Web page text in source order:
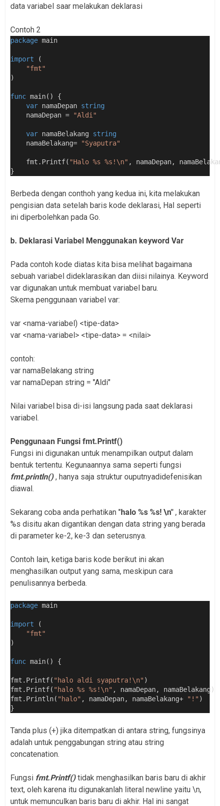
data variabel saar melakukan deklarasi
Contoh 2
package main
import (
"fmt"
)
func main() {
var namaDepan string
namaDepan =
"Aldi"
var namaBelakang string
namaBelakang=
"Syaputra"
fmt.Printf( "Halo %s %s!\n" , namaDepan,
}
Berbeda dengan conthoh yang kedua ini, kita melakukan
pengisian data setelah baris kode deklarasi, Hal seperti
ini diperbolehkan pada Go.
b. Deklarasi Variabel Menggunakan keyword Var
Pada contoh kode diatas kita bisa melihat bagaimana
sebuah variabel dideklarasikan dan diisi nilainya. Keyword
var digunakan untuk membuat variabel baru.
Skema penggunaan variabel var:
var <nama-variabel) <tipe-data>
var <nama-variabel> <tipe-data> = <nilai>
contoh:
var namaBelakang string
var namaDepan string = "Aldi"
Nilai variabel bisa di-isi langsung pada saat deklarasi
variabel.
Penggunaan Fungsi fmt.Printf()
Fungsi ini digunakan untuk menampilkan output dalam
bentuk tertentu. Kegunaannya sama seperti fungsi
fmt.println(), hanya saja struktur ouputnyadidefenisikan
diawal.
Sekarang coba anda perhatikan "halo %s %s! \n" , karakter
%s disitu akan digantikan dengan data string yang berada
di parameter ke-2, ke-3 dan seterusnya.
Contoh lain, ketiga baris kode berikut ini akan
menghasilkan output yang sama, meskipun cara
penulisannya berbeda.
package main
import (
"fmt"
)
func main() {
fmt.Printf( "halo aldi syaputra!\n" )
fmt.Printf( "halo %s %s!\n" , namaDepan, namaBelakang)
fmt.Println( "halo" , namaDepan, namaBelakang+ "!" )
}
Tanda plus (+) jika ditempatkan di antara string, fungsinya
adalah untuk penggabungan string atau string
concatenation.
Fungsi fmt.Printf()tidak menghasilkan baris baru di akhir
text, oleh karena itu digunakanlah literal newline yaitu \n,
untuk memunculkan baris baru di akhir. Hal ini sangat